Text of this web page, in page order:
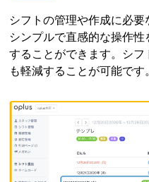
シフトの管理や作成に必要
シンプルで直感的な操作
することができます。シ
も軽減することが可能です